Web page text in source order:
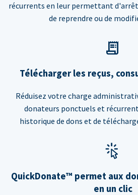
récurrents en leur permettant
de reprendre ou de
Télécharger les reçus,
Réduisez votre charge
donateurs ponctuels et
historique de dons et de
QuickDonate™ permet aux
en un clic